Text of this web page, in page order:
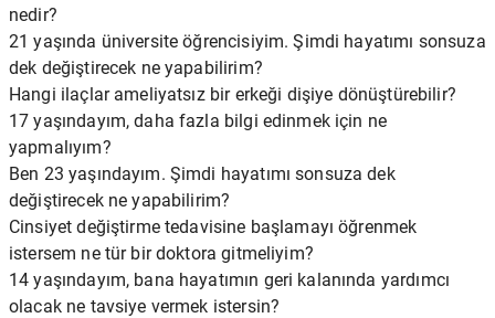
nedir?
21 yaşında üniversite öğrencisiyim. Şimdi hayatımı sonsuza
dek değiştirecek ne yapabilirim?
Hangi ilaçlar ameliyatsız bir erkeği dişiye dönüştürebilir?
17 yaşındayım, daha fazla bilgi edinmek için ne
yapmalıyım?
Ben 23 yaşındayım. Şimdi hayatımı sonsuza dek
değiştirecek ne yapabilirim?
Cinsiyet değiştirme tedavisine başlamayı öğrenmek
istersem ne tür bir doktora gitmeliyim?
14 yaşındayım, bana hayatımın geri kalanında yardımcı
olacak ne tavsiye vermek istersin?